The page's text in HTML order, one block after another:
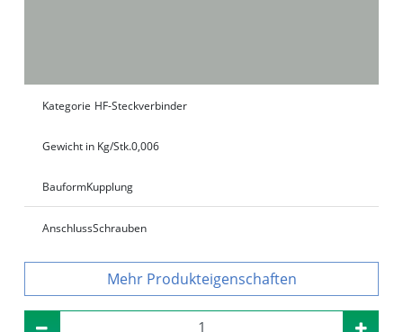
Kategorie HF-Steckverbinder
Gewicht in Kg/Stk.0,006
BauformKupplung
AnschlussSchrauben
Produkteigenschaften